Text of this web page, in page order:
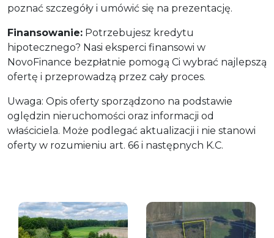
poznać szczegóły i umówić się na prezentację.
Finansowanie: Potrzebujesz kredytu
hipotecznego? Nasi eksperci finansowi w
NovoFinance bezpłatnie pomogą Ci wybrać najlepszą
ofertę i przeprowadzą przez cały proces.
Uwaga: Opis oferty sporządzono na podstawie
oględzin nieruchomości oraz informacji od
właściciela. Może podlegać aktualizacji i nie stanowi
oferty w rozumieniu art. 66 i następnych K.C.